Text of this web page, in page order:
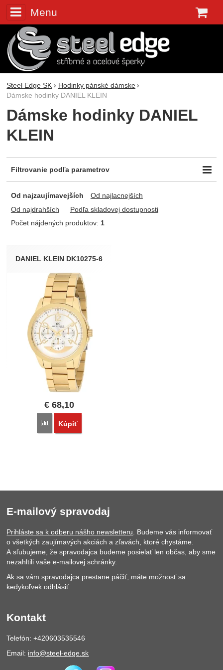
Menu
Steel Edge SK
Hodinky pánské dámske
Dámske hodinky DANIEL KLEIN
Dámske hodinky DANIEL
KLEIN
Filtrovanie podľa parametrov
-
Dostupnosť
Skladem
Od najzaujímavejších
Od najlacnejších
Od najdrahších
Podľa skladovej dostupnosti
Počet nájdených produktov: 1
Produkty
DANIEL KLEIN DK10275-6
€ 68,10
Porovnať
Kúpiť
E-mailový spravodaj
Prihláste sa k odberu nášho newsletteru . Budeme vás informovať
o všetkých zaujímavých akciách a zľavách, ktoré chystáme.
A sľubujeme, že spravodajca budeme posielať len občas, aby sme
nezahltili vaše e-mailovej schránky.
Ak sa vám spravodajca prestane páčiť, máte možnosť sa
kedykoľvek odhlásiť.
Kontakt
Telefón: +420603535546
Email: info@steel-edge.sk